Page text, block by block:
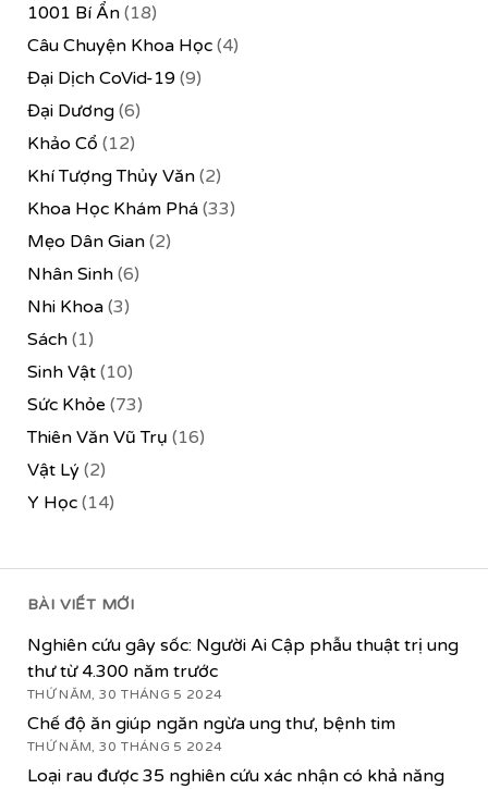
1001 Bí Ẩn(18)
Câu Chuyện Khoa Học(4)
Đại Dịch CoVid-19(9)
Đại Dương(6)
Khảo Cổ (12)
Khí Tượng Thủy Văn(2)
Khoa Học Khám Phá(33)
Mẹo Dân Gian(2)
Nhân Sinh(6)
Nhi Khoa(3)
Sách(1)
Sinh Vật(10)
Sức Khỏe (73)
Thiên Văn Vũ Trụ (16)
Vật Lý (2)
Y Học(14)
BÀI VIẾT MỚI
Nghiên cứu gây sốc: Người Ai Cập phẫu thuật trị ung
thư từ 4.300 năm trước
THỨ NĂM, 30 THÁNG 5 2024
Chế độ ăn giúp ngăn ngừa ung thư, bệnh tim
THỨ NĂM, 30 THÁNG 5 2024
Loại rau được 35 nghiên cứu xác nhận có khả năng